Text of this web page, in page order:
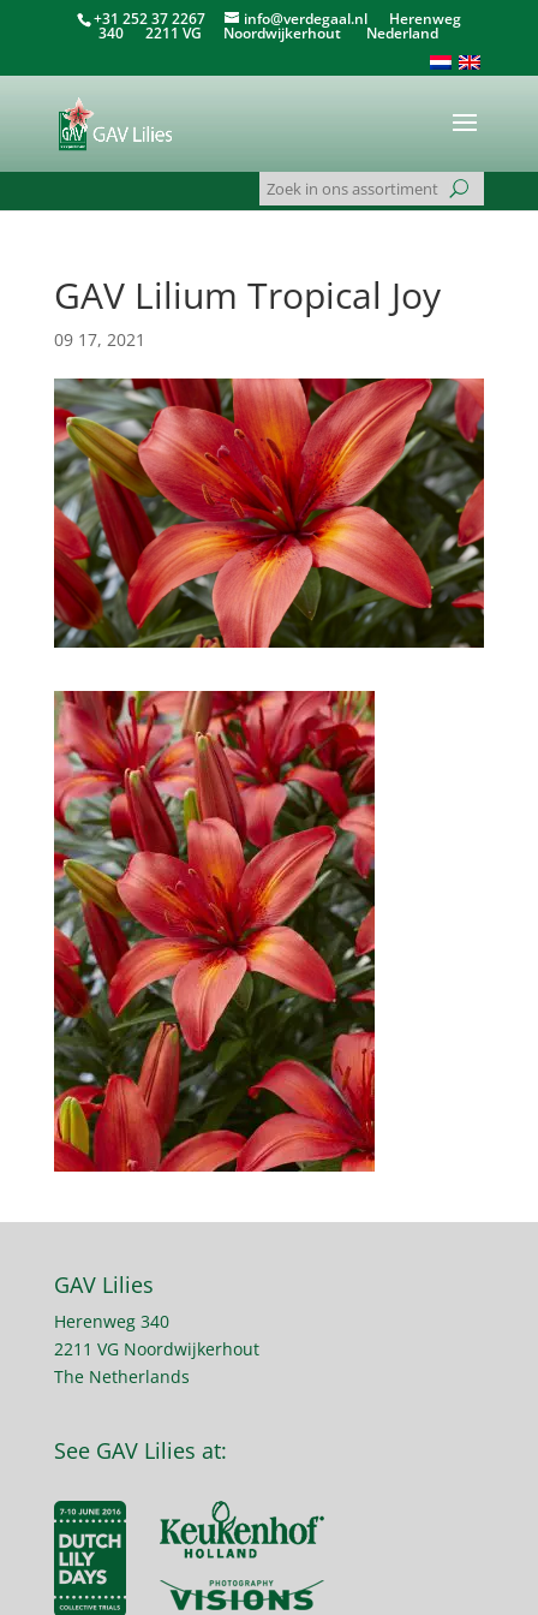
+31 252 37 2267 info@verdegaal.nlHerenweg
340 2211 VG Noordwijkerhout Nederland
GAV Lilium Tropical Joy
09 17, 2021
GAV Lilies
Herenweg 340
2211 VG Noordwijkerhout
The Netherlands
See GAV Lilies at: